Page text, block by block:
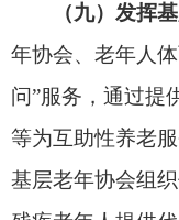
日”等活动，增强老
（十三）强化督
部门要将发展互助性
代“银龄行动”，将互
老年友好型社区创建